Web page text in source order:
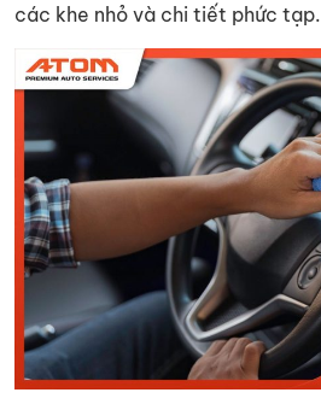
các khe nhỏ và chi tiết phức tạp.